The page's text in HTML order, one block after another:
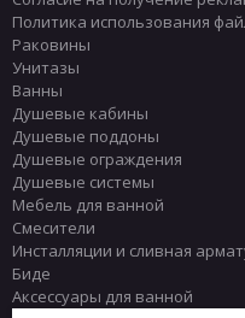
Политика использования
Раковины
Унитазы
Ванны
Душевые кабины
Душевые поддоны
Душевые ограждения
Душевые системы
Мебель для ванной
Смесители
Инсталляции и сливная
Биде
Аксессуары для ванной